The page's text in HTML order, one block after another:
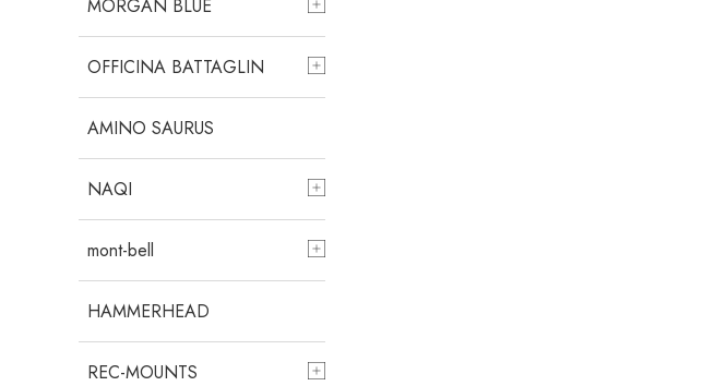
MORGAN BLUE
OFFICINA BATTAGLIN
AMINO SAURUS
NAQI
mont-bell
HAMMERHEAD
REC-MOUNTS